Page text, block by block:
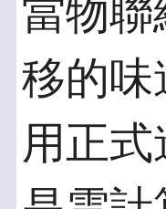
當物
移的味
用正